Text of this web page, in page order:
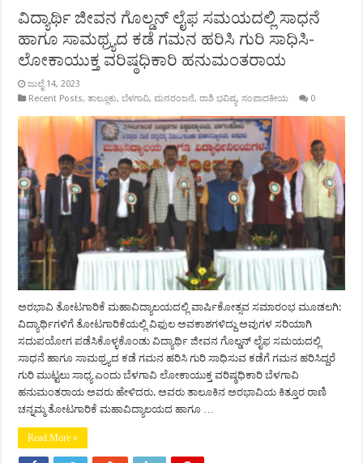
ವಿದ್ಯಾರ್ಥಿ ಜೀವನ ಗೊಲ್ಡನ್ ಲೈಫ ಸಮಯದಲ್ಲಿ ಸಾಧನೆ
ಹಾಗೂ ಸಾಮಥ್ರ್ಯದ ಕಡೆ ಗಮನ ಹರಿಸಿ ಗುರಿ ಸಾಧಿಸಿ-
ಲೋಕಾಯುಕ್ತ ವರಿಷ್ಠಧಿಕಾರಿ ಹನುಮಂತರಾಯ
ಜುಲೈ 14, 2023
Recent Posts,ತಾಲ್ಲೂಕು,ಬೆಳಗಾವಿ,ಮನರಂಜನೆ,ರಾಶಿ ಭವಿಷ್ಯ,ಸಂಪಾದಕೀಯ 0
ಅರಭಾವಿ ತೋಟಗಾರಿಕೆ ಮಹಾವಿದ್ಯಾಲಯದಲ್ಲಿ ವಾರ್ಷಿಕೋತ್ಸವ ಸಮಾರಂಭ ಮೂಡಲಗಿ:
ವಿದ್ಯಾರ್ಥಿಗಳಿಗೆ ತೋಟಗಾರಿಕೆಯಲ್ಲಿ ವಿಫುಲ ಅವಕಾಶಗಳಿದ್ದು ಅವುಗಳ ಸರಿಯಾಗಿ
ಸದುಪಯೋಗ ಪಡೆಸಿಕೊಳ್ಳಕೊಂಡು ವಿದ್ಯಾರ್ಥಿ ಜೀವನ ಗೊಲ್ಡನ್ ಲೈಫ ಸಮಯದಲ್ಲಿ
ಸಾಧನೆ ಹಾಗೂ ಸಾಮಥ್ರ್ಯದ ಕಡೆ ಗಮನ ಹರಿಸಿ ಗುರಿ ಸಾಧಿಸುವ ಕಡೆಗೆ ಗಮನ ಹರಿಸಿದ್ದರೆ
ಗುರಿ ಮುಟ್ಟಲು ಸಾಧ್ಯ ಎಂದು ಬೆಳಗಾವಿ ಲೋಕಾಯುಕ್ತ ವರಿಷ್ಠಧಿಕಾರಿ ಬೆಳಗಾವಿ
ಹನುಮಂತರಾಯ ಅವರು ಹೇಳಿದರು. ಅವರು ತಾಲೂಕಿನ ಅರಭಾವಿಯ ಕಿತ್ತೂರ ರಾಣಿ
ಚನ್ನಮ್ಮ ತೋಟಗಾರಿಕೆ ಮಹಾವಿದ್ಯಾಲಯದ ಹಾಗೂ …
Read More »